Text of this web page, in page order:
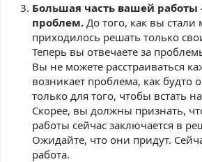
Большая часть вашей работы
проблем. До того, как вы
приходилось решать только
Теперь вы отвечаете за
Вы не можете расстраиваться
возникает проблема, как будто
только для того, чтобы встать
Скорее, вы должны признать,
работы сейчас заключается в
Ожидайте, что они придут.
работа.